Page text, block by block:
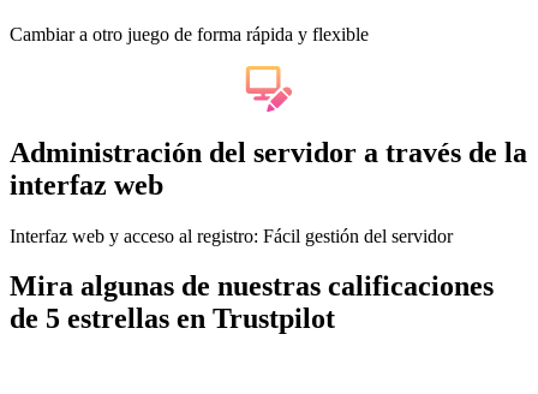
Cambiar a otro juego de forma rápida y flexible
Administración del servidor a través de la
interfaz web
Interfaz web y acceso al registro: Fácil gestión del servidor
Mira algunas de nuestras calificaciones
de 5 estrellas en Trustpilot